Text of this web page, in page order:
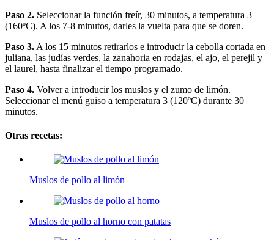
Paso 2. Seleccionar la función freír, 30 minutos, a temperatura 3
(160ºC). A los 7-8 minutos, darles la vuelta para que se doren.
Paso 3. A los 15 minutos retirarlos e introducir la cebolla cortada en
juliana, las judías verdes, la zanahoria en rodajas, el ajo, el perejil y
el laurel, hasta finalizar el tiempo programado.
Paso 4. Volver a introducir los muslos y el zumo de limón.
Seleccionar el menú guiso a temperatura 3 (120ºC) durante 30
minutos.
Otras recetas:
Muslos de pollo al limón
Muslos de pollo al horno con patatas